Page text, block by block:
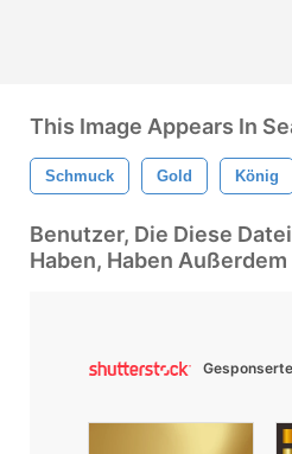
This Image Appears In
Schmuck Gold König
Benutzer, Die Diese
Haben, Haben